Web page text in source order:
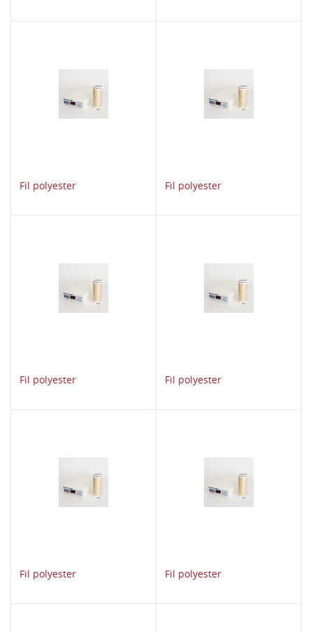
Fil polyester Fil polyester
Fil polyester Fil polyester
Fil polyester Fil polyester